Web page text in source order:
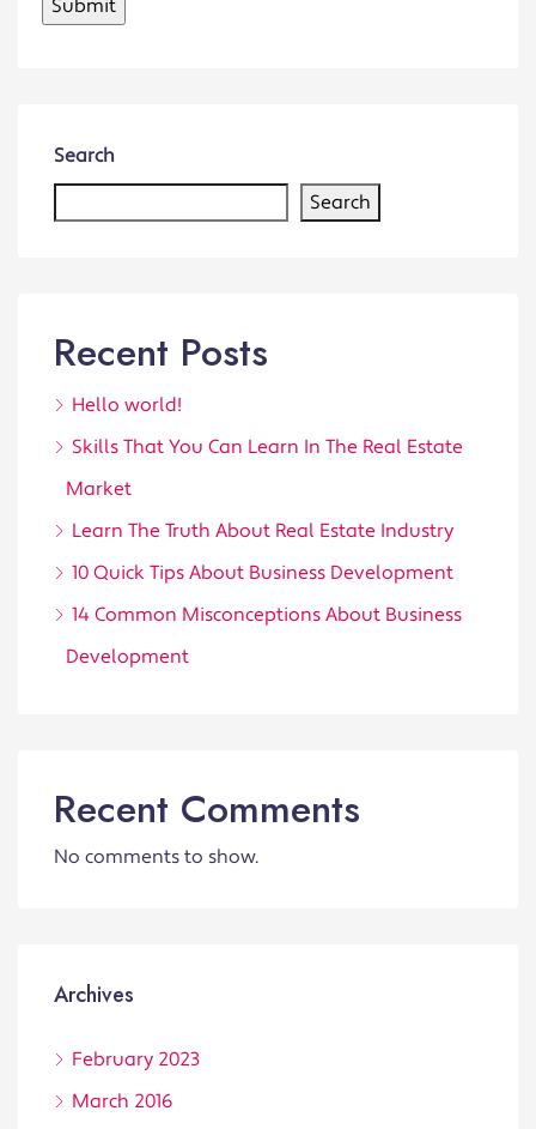
Search
Search
Recent Posts
Hello world!
Skills That You Can Learn In The Real Estate
Market
Learn The Truth About Real Estate Industry
10 Quick Tips About Business Development
14 Common Misconceptions About Business
Development
Recent Comments
No comments to show.
Archives
February 2023
March 2016